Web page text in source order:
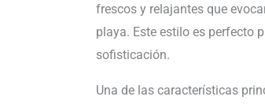
frescos y relajantes que
playa. Este estilo es perfecto
sofisticación.
Una de las características